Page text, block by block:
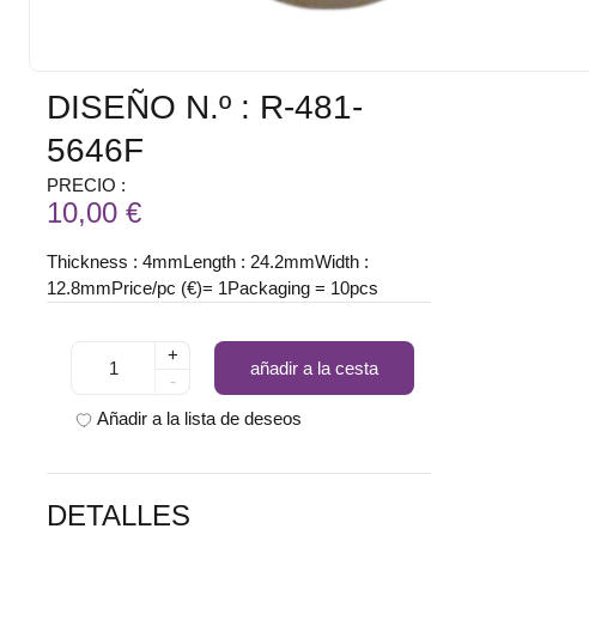
DISEÑO N.º : R-481-
5646F
PRECIO :
10,00 €
Thickness : 4mmLength : 24.2mmWidth :
12.8mmPrice/pc (€)= 1Packaging = 10pcs
+
-
añadir a la cesta
Añadir a la lista de deseos
DETALLES